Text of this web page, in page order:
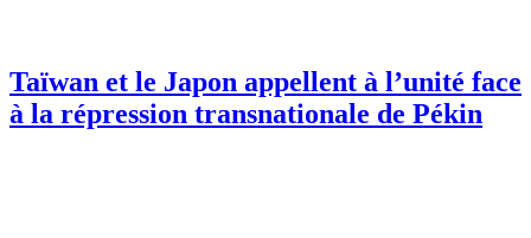
Taïwan et le Japon appellent à l’unité face
à la répression transnationale de Pékin